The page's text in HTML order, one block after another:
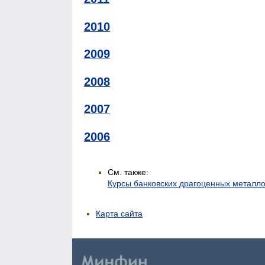
2010
2009
2008
2007
2006
См. также:
Курсы банковских драгоценных
Карта сайта